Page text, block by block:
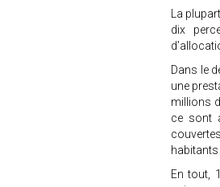
La
dix
Dans le
une
millions
ce sont
habitants
En tout,